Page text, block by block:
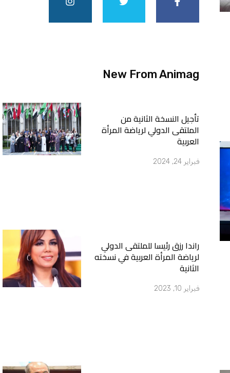
o
e
g
New From Animag
تأجيل النسخة الثانية من
الملتقى الدولي لرياضة المرأة
العربية
فبراير 24, 2024
راندا رزق رئيسا للملتقى الدولي
لرياضة المرأة العربية في نسخته
الثانية
فبراير 10, 2023